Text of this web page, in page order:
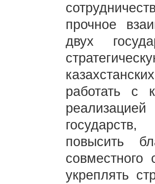
прочное
двух
работать с
реализацией
повысить
укреплять